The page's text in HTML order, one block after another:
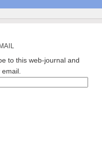
to this web-journal and
email.